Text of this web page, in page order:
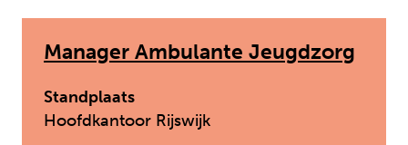
Manager Ambulante Jeugdzorg
Standplaats
Hoofdkantoor Rijswijk